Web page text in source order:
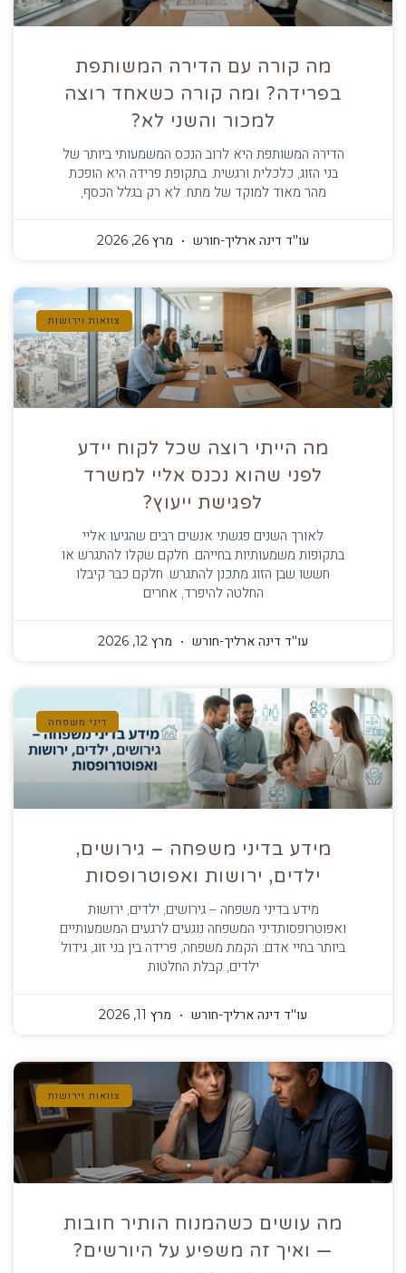
מה קורה עם הדירה המשותפת
בפרידה? ומה קורה כשאחד רוצה
למכור והשני לא?
הדירה המשותפת היא לרוב הנכס המשמעותי ביותר של
בני הזוג, כלכלית ורגשית. בתקופת פרידה היא הופכת
מהר מאוד למוקד של מתח. לא רק בגלל הכסף,
עו''ד דינה ארליך-חורש מרץ 26, 2026
צוואות וירושות
מה הייתי רוצה שכל לקוח יידע
לפני שהוא נכנס אליי למשרד
לפגישת ייעוץ?
לאורך השנים פגשתי אנשים רבים שהגיעו אליי
בתקופות משמעותיות בחייהם. חלקם שקלו להתגרש או
חששו שבן הזוג מתכנן להתגרש. חלקם כבר קיבלו
החלטה להיפרד, אחרים
עו''ד דינה ארליך-חורש מרץ 12, 2026
דיני משפחה
מידע בדיני משפחה – גירושים,
ילדים, ירושות ואפוטרופסות
מידע בדיני משפחה – גירושים, ילדים, ירושות
ואפוטרופסותדיני המשפחה נוגעים לרגעים המשמעותיים
ביותר בחיי אדם: הקמת משפחה, פרידה בין בני זוג, גידול
ילדים, קבלת החלטות
עו''ד דינה ארליך-חורש מרץ 11, 2026
צוואות וירושות
מה עושים כשהמנוח הותיר חובות
— ואיך זה משפיע על היורשים?